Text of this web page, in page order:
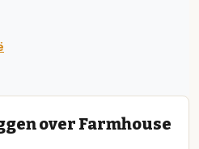
over Farmhouse